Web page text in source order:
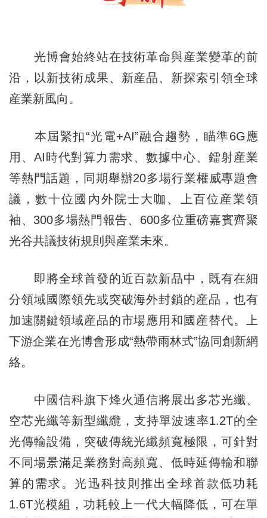
光博會始終站在技術革命與産業變革的前
沿，以新技術成果、新産品、新探索引領全球
産業新風向。
本屆緊扣“光電+AI”融合趨勢，瞄準6G應
用、AI時代對算力需求、數據中心、鐳射産業
等熱門話題，同期舉辦20多場行業權威專題會
議，數十位國內外院士大咖、上百位産業領
袖、300多場熱門報告、600多位重磅嘉賓齊聚
光谷共議技術規則與産業未來。
即將全球首發的近百款新品中，既有在細
分領域國際領先或突破海外封鎖的産品，也有
加速關鍵領域産品的市場應用和國産替代。上
下游企業在光博會形成“熱帶雨林式”協同創新網
絡。
中國信科旗下烽火通信將展出多芯光纖、
空芯光纖等新型纖纜，支持單波速率1.2T的全
光傳輸設備，突破傳統光纖頻寬極限，可針對
不同場景滿足業務對高頻寬、低時延傳輸和聯
算的需求。光迅科技則推出全球首款低功耗
1.6T光模組，功耗較上一代大幅降低，可在單